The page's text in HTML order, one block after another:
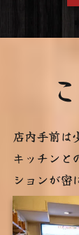
店内手前は
キッチンと
ションが密